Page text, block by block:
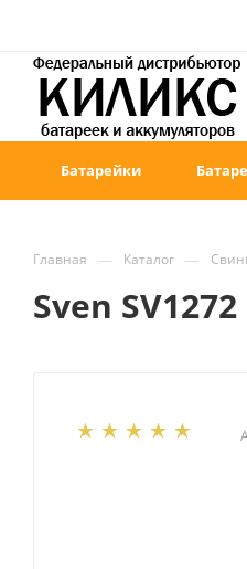
Батарейки
Главная — Каталог —
Sven SV1272